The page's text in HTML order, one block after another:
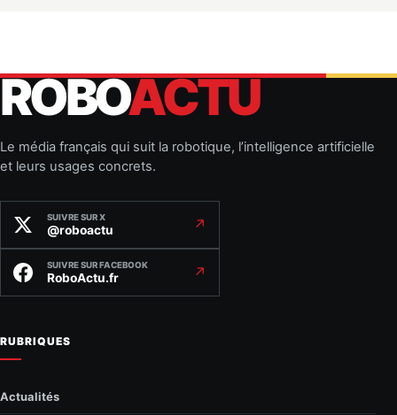
ROBOACTU
Le média français qui suit la robotique, l’intelligence artificielle
et leurs usages concrets.
SUIVRE SUR X
@roboactu ↗
SUIVRE SUR FACEBOOK
RoboActu.fr ↗
RUBRIQUES
Actualités